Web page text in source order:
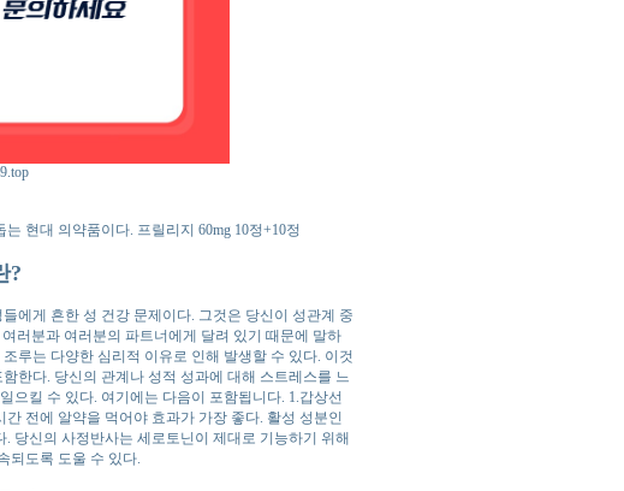
현대 의약품이다. 프릴리지 60mg 10정+10정
?
에게 흔한 성 건강 문제이다. 그것은 당신이 성관계 중
러분과 여러분의 파트너에게 달려 있기 때문에 말하
루는 다양한 심리적 이유로 인해 발생할 수 있다. 이것
한다. 당신의 관계나 성적 성과에 대해 스트레스를 느
으킬 수 있다. 여기에는 다음이 포함됩니다. 1.갑상선
전에 알약을 먹어야 효과가 가장 좋다. 활성 성분인
당신의 사정반사는 세로토닌이 제대로 기능하기 위해
되도록 도울 수 있다.